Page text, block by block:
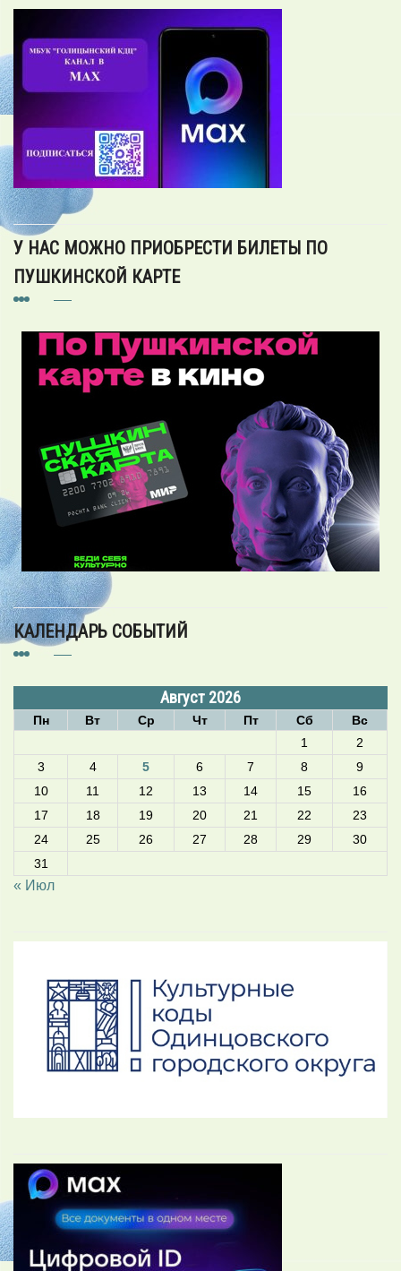
У НАС МОЖНО ПРИОБРЕСТИ БИЛЕТЫ ПО
ПУШКИНСКОЙ КАРТЕ
КАЛЕНДАРЬ СОБЫТИЙ
Август 2026
Пн Вт Ср Чт Пт Сб
Вс
1
2
3
4 5 6 7 8
9
10
11 12 13 14 15
16
17
18 19 20 21 22
23
24
25 26 27 28 29
30
31
« Июл